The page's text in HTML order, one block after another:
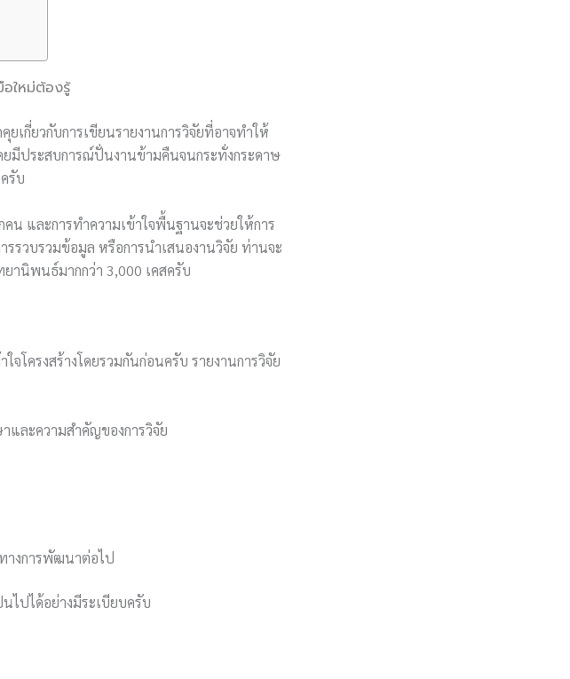
ใหม่ต้องรู้
กี่ยวกับการเขียนรายงานการวิจัยที่อาจทำให้
มีประสบการณ์ปั่นงานข้ามคืนจนกระทั่งกระดาษ
รับ
น และการทำความเข้าใจพื้นฐานจะช่วยให้การ
รวบรวมข้อมูล หรือการนำเสนองานวิจัย ท่านจะ
านิพนธ์มากกว่า 3,000 เคสครับ
จโครงสร้างโดยรวมกันก่อนครับ รายงานการวิจัย
ละความสำคัญของการวิจัย
างการพัฒนาต่อไป
ไปได้อย่างมีระเบียบครับ